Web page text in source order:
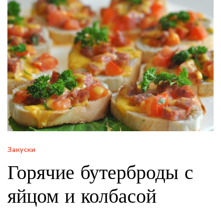
Закуски
Горячие бутерброды с
яйцом и колбасой